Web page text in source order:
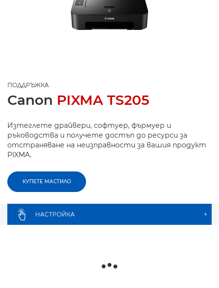
ПОДДРЪЖКА
Canon PIXMA TS205
Изтеглете драйвери, софтуер, фърмуер и
ръководства и получете достъп до ресурси за
отстраняване на неизправности за вашия продукт
PIXMA.
КУПЕТЕ МАСТИЛО
НАСТРОЙКА +